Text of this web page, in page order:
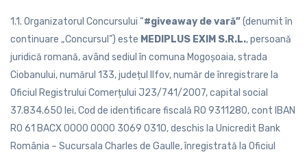
1.1. Organizatorul Concursului “#giveaway de vară”(denumit în
continuare „Concursul”) este MEDIPLUS EXIM S.R.L., persoană
juridică romană, având sediul în comuna Mogoșoaia, strada
Ciobanului, numărul 133, județul Ilfov, număr de înregistrare la
Oficiul Registrului Comerțului J23/741/2007, capital social
37.834.650 lei, Cod de identificare fiscală RO 9311280, cont IBAN
RO 61 BACX 0000 0000 3069 0310, deschis la Unicredit Bank
România – Sucursala Charles de Gaulle, înregistrată la Oficiul